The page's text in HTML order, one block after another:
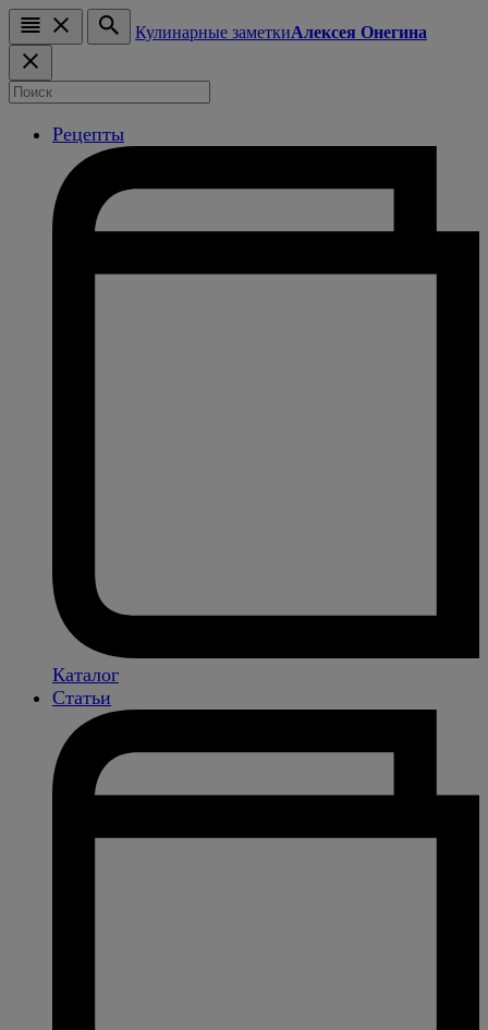
Кулинарные заметкиАлексея Онегина
Рецепты
Каталог
Статьи